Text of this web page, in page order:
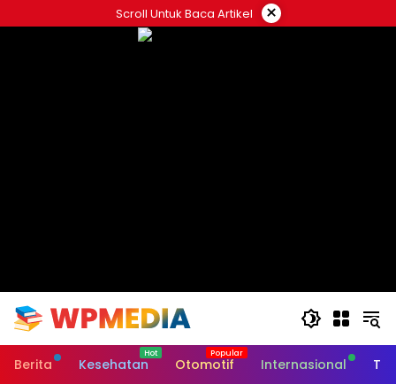
ke
Scroll Untuk Baca Artikel ×
Berita Kesehatan Otomotif Internasional